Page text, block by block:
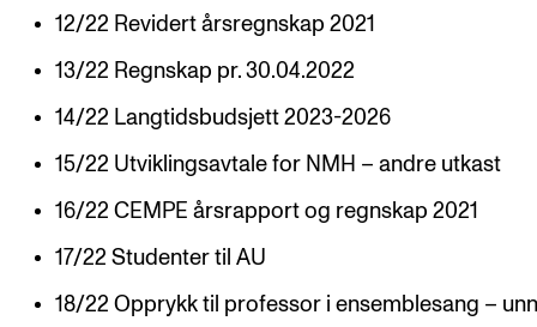
Innkjøp og økonomi
Kommunikasjon
Rom og bygg
12/22 Revidert årsregnskap 2021
13/22 Regnskap pr. 30.04.2022
14/22 Langtidsbudsjett 2023-2026
15/22 Utviklingsavtale for NMH – andre utkast
16/22 CEMPE årsrapport og regnskap 2021
17/22 Studenter til AU
18/22 Opprykk til professor i ensemblesang –